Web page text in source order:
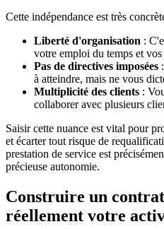
Cette indépendance est très
Liberté d'organisation :
votre emploi du temps et
Pas de directives imposées
à atteindre, mais ne vous
Multiplicité des clients :
collaborer avec plusieurs
Saisir cette nuance est vital pour
et écarter tout risque de
prestation de service est
précieuse autonomie.
Construire un
réellement votre